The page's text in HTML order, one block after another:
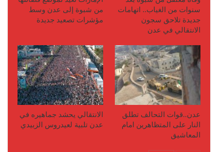
سنوات من الغياب.. اتهامات
جديدة تلاحق سجون
الانتقالي في عدن
من شبوة إلى عدن وسط
مؤشرات تصعيد جديدة
عدن..قوات التحالف تطلق
النار على المتظاهرين امام
المعاشيق
الانتقالي يحشد جماهيره في
عدن تلبية لعيدروس الزبيدي